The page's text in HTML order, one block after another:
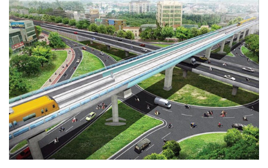
đường sắt đô thị Hà Nội triển khai phương án dịch chuyển cây
xanh trong phạm vi dự án theo Giấy phép số 48/GPCX ngày
1/7/2026 của Sở Xây dựng Hà Nội.